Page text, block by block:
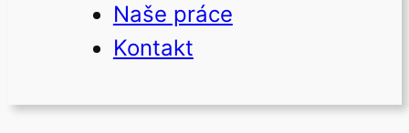
Naše práce
Kontakt